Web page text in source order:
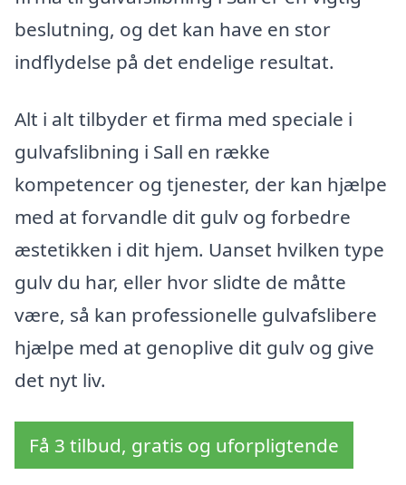
beslutning, og det kan have en stor
indflydelse på det endelige resultat.
Alt i alt tilbyder et firma med speciale i
gulvafslibning i Sall en række
kompetencer og tjenester, der kan hjælpe
med at forvandle dit gulv og forbedre
æstetikken i dit hjem. Uanset hvilken type
gulv du har, eller hvor slidte de måtte
være, så kan professionelle gulvafslibere
hjælpe med at genoplive dit gulv og give
det nyt liv.
Få 3 tilbud, gratis og uforpligtende